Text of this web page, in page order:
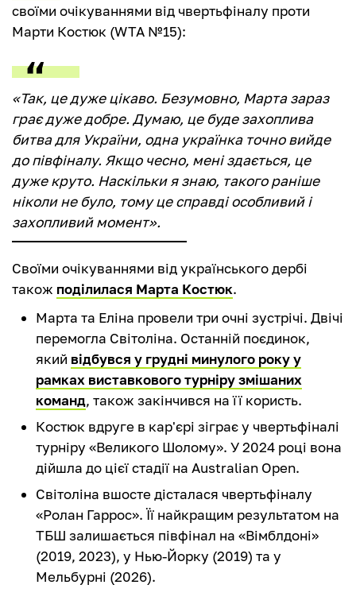
своїми очікуваннями від чвертьфіналу проти
Марти Костюк (WTA №15):
«Так, це дуже цікаво. Безумовно, Марта зараз
грає дуже добре. Думаю, це буде захоплива
битва для України, одна українка точно вийде
до півфіналу. Якщо чесно, мені здається, це
дуже круто. Наскільки я знаю, такого раніше
ніколи не було, тому це справді особливий і
захопливий момент».
Своїми очікуваннями від українського дербі
також поділилася Марта Костюк.
Марта та Еліна провели три очні зустрічі. Двічі
перемогла Світоліна. Останній поєдинок,
який відбувся у грудні минулого року у
рамках виставкового турніру змішаних
команд, також закінчився на її користь.
Костюк вдруге в кар'єрі зіграє у чвертьфіналі
турніру «Великого Шолому». У 2024 році вона
дійшла до цієї стадії на Australian Open.
Світоліна вшосте дісталася чвертьфіналу
«Ролан Гаррос». Її найкращим результатом на
ТБШ залишається півфінал на «Вімблдоні»
(2019, 2023), у Нью-Йорку (2019) та у
Мельбурні (2026).